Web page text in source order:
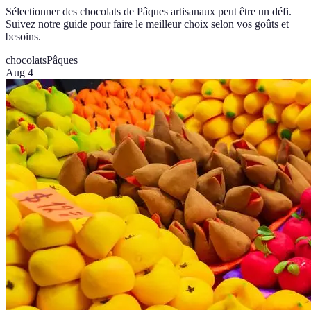
Sélectionner des chocolats de Pâques artisanaux peut être un défi.
Suivez notre guide pour faire le meilleur choix selon vos goûts et
besoins.
chocolatsPâques
Aug 4